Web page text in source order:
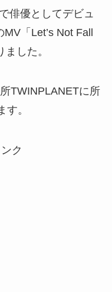
俳優としてデビュ
「Let’s Not Fall
した。
TWINPLANETに所
。
ク